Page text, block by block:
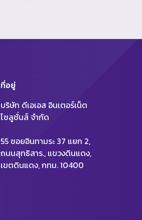
ที่อยู่
บริษัท ดีเอเอส อินเตอร์เน็ต
โซลูชั่นส์ จำกัด
55 ซอยอินทามระ 37 แยก 2,
ถนนสุทธิสาร., แขวงดินแดง,
เขตดินแดง, กทม. 10400